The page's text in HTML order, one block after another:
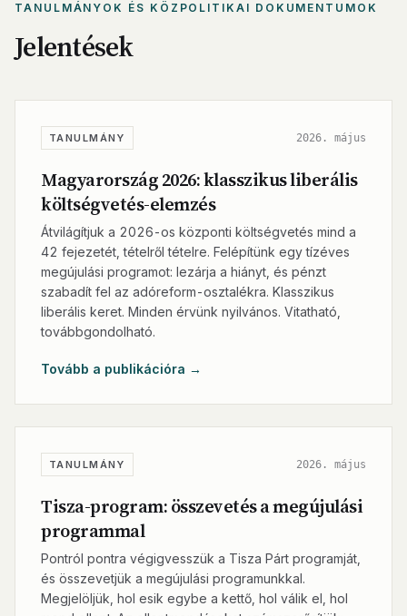
TANULMÁNYOK ÉS KÖZPOLITIKAI DOKUMENTUMOK
Jelentések
TANULMÁNY 2026. május
Magyarország 2026: klasszikus liberális
költségvetés-elemzés
Átvilágítjuk a 2026-os központi költségvetés mind a
42 fejezetét, tételről tételre. Felépítünk egy tízéves
megújulási programot: lezárja a hiányt, és pénzt
szabadít fel az adóreform-osztalékra. Klasszikus
liberális keret. Minden érvünk nyilvános. Vitatható,
továbbgondolható.
Tovább a publikációra →
TANULMÁNY 2026. május
Tisza-program: összevetés a megújulási
programmal
Pontról pontra végigvesszük a Tisza Párt programját,
és összevetjük a megújulási programunkkal.
Megjelöljük, hol esik egybe a kettő, hol válik el, hol